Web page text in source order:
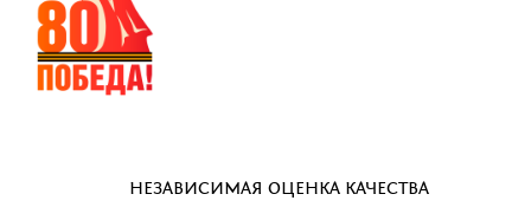
НЕЗАВИСИМАЯ ОЦЕНКА КАЧЕСТВА